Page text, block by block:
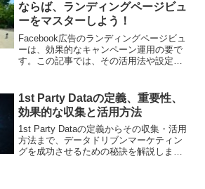
ならば、ランディングページビュ
ーをマスターしよう！
Facebook広告のランディングページビュ
ーは、効果的なキャンペーン運用の要で
す。この記事では、その活用法や設定方
1st Party Dataの定義、重要性、
効果的な収集と活用方法
1st Party Dataの定義からその収集・活用
方法まで、データドリブンマーケティン
グを成功させるための秘訣を解説しま